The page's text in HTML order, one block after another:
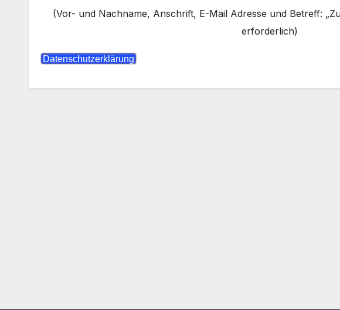
(Vor- und Nachname, Anschrift, E-Mail Adresse und Betreff:
erforderlich)
Datenschutzerklärung